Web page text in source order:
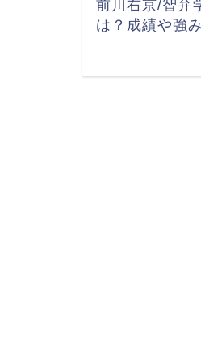
前川右京/智弁
は？成績や強